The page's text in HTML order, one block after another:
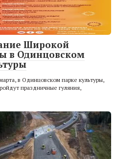
Широкой
в Одинцовском
в Одинцовском парке культуры,
праздничные гуляния,